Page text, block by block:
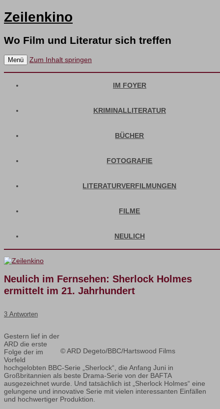
Zeilenkino
Wo Film und Literatur sich treffen
Menü Zum Inhalt springen
IM FOYER
KRIMINALLITERATUR
BÜCHER
FOTOGRAFIE
LITERATURVERFILMUNGEN
FILME
NEULICH
Neulich im Fernsehen: Sherlock Holmes
ermittelt im 21. Jahrhundert
3 Antworten
© ARD Degeto/BBC/Hartswood Films
Gestern lief in der
ARD die erste
Folge der im
Vorfeld
hochgelobten BBC-Serie „Sherlock“, die Anfang Juni in
Großbritannien als beste Drama-Serie von der BAFTA
ausgezeichnet wurde. Und tatsächlich ist „Sherlock Holmes“ eine
gelungene und innovative Serie mit vielen interessanten Einfällen
und hochwertiger Produktion.